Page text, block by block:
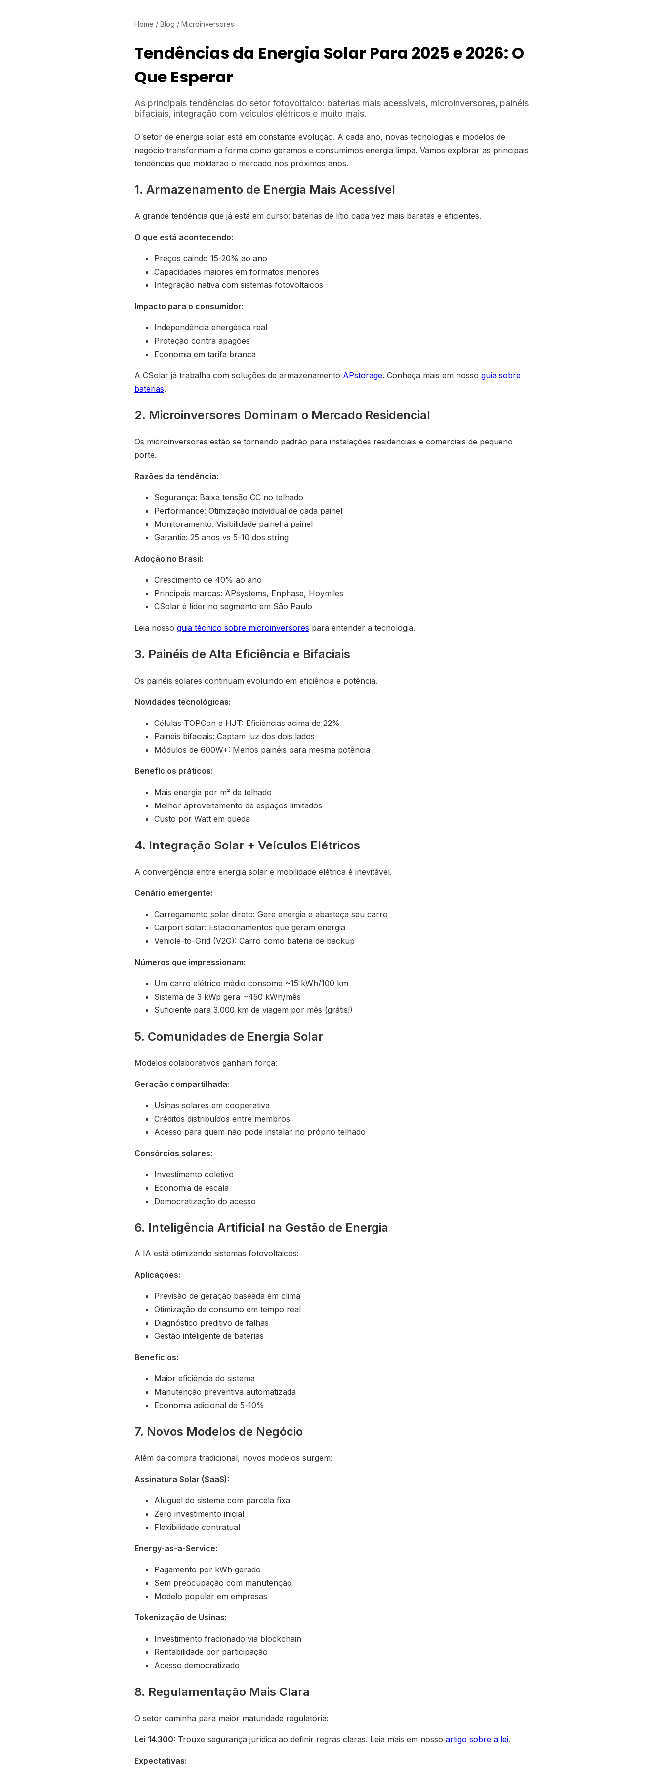
Home / Blog / Microinversores
Tendências da Energia Solar Para 2025 e 2026: O
Que Esperar
As principais tendências do setor fotovoltaico: baterias mais acessíveis, microinversores, painéis
bifaciais, integração com veículos elétricos e muito mais.
O setor de energia solar está em constante evolução. A cada ano, novas tecnologias e modelos de
negócio transformam a forma como geramos e consumimos energia limpa. Vamos explorar as principais
tendências que moldarão o mercado nos próximos anos.
1. Armazenamento de Energia Mais Acessível
A grande tendência que já está em curso: baterias de lítio cada vez mais baratas e eficientes.
O que está acontecendo:
Preços caindo 15-20% ao ano
Capacidades maiores em formatos menores
Integração nativa com sistemas fotovoltaicos
Impacto para o consumidor:
Independência energética real
Proteção contra apagões
Economia em tarifa branca
A CSolar já trabalha com soluções de armazenamento APstorage. Conheça mais em nosso guia sobre
baterias.
2. Microinversores Dominam o Mercado Residencial
Os microinversores estão se tornando padrão para instalações residenciais e comerciais de pequeno
porte.
Razões da tendência:
Segurança: Baixa tensão CC no telhado
Performance: Otimização individual de cada painel
Monitoramento: Visibilidade painel a painel
Garantia: 25 anos vs 5-10 dos string
Adoção no Brasil:
Crescimento de 40% ao ano
Principais marcas: APsystems, Enphase, Hoymiles
CSolar é líder no segmento em São Paulo
Leia nosso guia técnico sobre microinversores para entender a tecnologia.
3. Painéis de Alta Eficiência e Bifaciais
Os painéis solares continuam evoluindo em eficiência e potência.
Novidades tecnológicas:
Células TOPCon e HJT: Eficiências acima de 22%
Painéis bifaciais: Captam luz dos dois lados
Módulos de 600W+: Menos painéis para mesma potência
Benefícios práticos:
Mais energia por m² de telhado
Melhor aproveitamento de espaços limitados
Custo por Watt em queda
4. Integração Solar + Veículos Elétricos
A convergência entre energia solar e mobilidade elétrica é inevitável.
Cenário emergente:
Carregamento solar direto: Gere energia e abasteça seu carro
Carport solar: Estacionamentos que geram energia
Vehicle-to-Grid (V2G): Carro como bateria de backup
Números que impressionam:
Um carro elétrico médio consome ~15 kWh/100 km
Sistema de 3 kWp gera ~450 kWh/mês
Suficiente para 3.000 km de viagem por mês (grátis!)
5. Comunidades de Energia Solar
Modelos colaborativos ganham força:
Geração compartilhada:
Usinas solares em cooperativa
Créditos distribuídos entre membros
Acesso para quem não pode instalar no próprio telhado
Consórcios solares:
Investimento coletivo
Economia de escala
Democratização do acesso
6. Inteligência Artificial na Gestão de Energia
A IA está otimizando sistemas fotovoltaicos:
Aplicações:
Previsão de geração baseada em clima
Otimização de consumo em tempo real
Diagnóstico preditivo de falhas
Gestão inteligente de baterias
Benefícios:
Maior eficiência do sistema
Manutenção preventiva automatizada
Economia adicional de 5-10%
7. Novos Modelos de Negócio
Além da compra tradicional, novos modelos surgem:
Assinatura Solar (SaaS):
Aluguel do sistema com parcela fixa
Zero investimento inicial
Flexibilidade contratual
Energy-as-a-Service:
Pagamento por kWh gerado
Sem preocupação com manutenção
Modelo popular em empresas
Tokenização de Usinas:
Investimento fracionado via blockchain
Rentabilidade por participação
Acesso democratizado
8. Regulamentação Mais Clara
O setor caminha para maior maturidade regulatória:
Lei 14.300: Trouxe segurança jurídica ao definir regras claras. Leia mais em nosso artigo sobre a lei.
Expectativas: